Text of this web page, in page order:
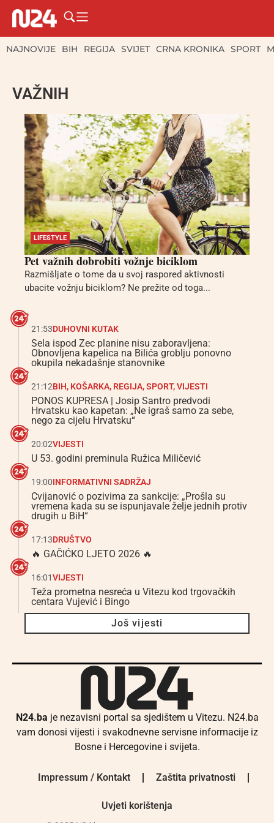
NAJNOVIJE BIH REGIJA SVIJET CRNA KRONIKA SPORT
VAŽNIH
LIFESTYLE
Pet važnih dobrobiti vožnje biciklom
Razmišljate o tome da u svoj raspored aktivnosti
ubacite vožnju biciklom? Ne prežite od toga...
21:53DUHOVNI KUTAK
Sela ispod Zec planine nisu zaboravljena:
Obnovljena kapelica na Bilića groblju ponovno
okupila nekadašnje stanovnike
21:12BIH, KOŠARKA, REGIJA,SPORT,VIJESTI
PONOS KUPRESA | Josip Santro predvodi
Hrvatsku kao kapetan: „Ne igraš samo za sebe,
nego za cijelu Hrvatsku“
20:02VIJESTI
U 53. godini preminula Ružica Miličević
19:00INFORMATIVNI SADRŽAJ
Cvijanović o pozivima za sankcije: „Prošla su
vremena kada su se ispunjavale želje jednih protiv
drugih u BiH“
17:13DRUŠTVO
🔥 GAČIĆKO LJETO 2026 🔥
16:01VIJESTI
Teža prometna nesreća u Vitezu kod trgovačkih
centara Vujević i Bingo
Još vijesti
N24.ba je nezavisni portal sa sjedištem u Vitezu. N24.ba
vam donosi vijesti i svakodnevne servisne informacije iz
Bosne i Hercegovine i svijeta.
Impressum / Kontakt Zaštita privatnosti
Uvjeti korištenja